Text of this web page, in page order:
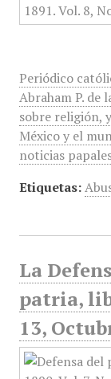
Periódico
Abraham P. de
sobre religión,
México y el
noticias
Etiquetas:
La
patria,
13,